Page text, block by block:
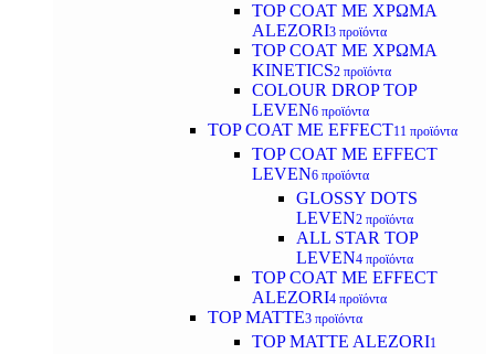
TOP COAT ΜΕ ΧΡΩΜΑ
ALEZORI3 προϊόντα
TOP COAT ΜΕ ΧΡΩΜΑ
KINETICS2 προϊόντα
COLOUR DROP TOP
LEVEN6 προϊόντα
TOP COAT ΜΕ EFFECT11 προϊόντα
TOP COAT ME EFFECT
LEVEN6 προϊόντα
GLOSSY DOTS
LEVEN2 προϊόντα
ALL STAR TOP
LEVEN4 προϊόντα
TOP COAT ME EFFECT
ALEZORI4 προϊόντα
TOP MATTE3 προϊόντα
TOP MATTE ALEZORI1